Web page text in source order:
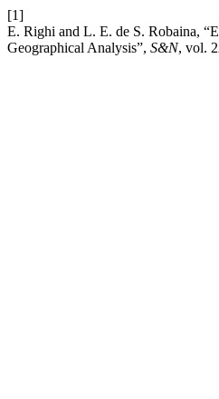
[1]
E. Righi and L. E. de S. Robaina,
Geographical Analysis”, S&N, vol.